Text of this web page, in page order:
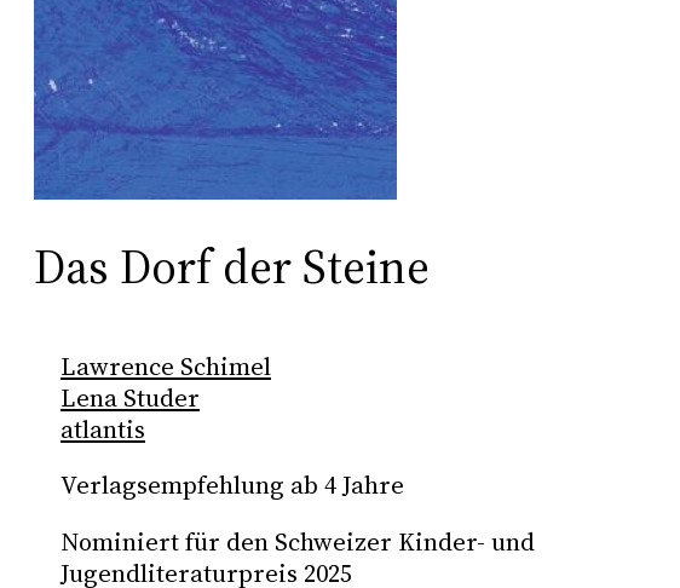
Das Dorf der Steine
Lawrence Schimel
Lena Studer
atlantis
Verlagsempfehlung ab 4 Jahre
Nominiert für den Schweizer Kinder- und
Jugendliteraturpreis 2025